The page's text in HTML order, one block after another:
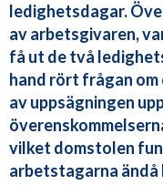
ledighetsdagar.
av arbetsgivaren,
få ut de två
hand rört frågan
av uppsägningen
vilket domstolen
arbetstagarna